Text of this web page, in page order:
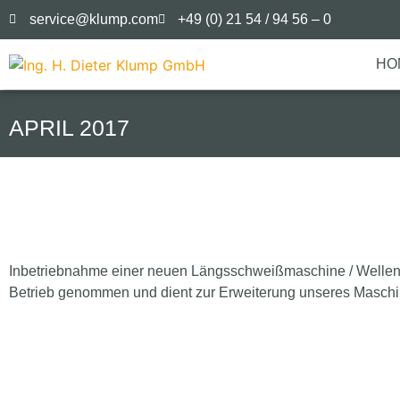
service@klump.com +49 (0) 21 54 / 94 56 – 0
APRIL 2017
Inbetriebnahme einer neuen Längsschweißmaschine /
Betrieb genommen und dient zur Erweiterung unseres